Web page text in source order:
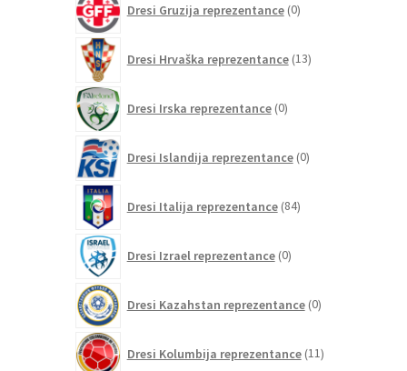
Dresi Gruzija reprezentance 0izdelkov
Dresi Hrvaška reprezentance 13izdelkov
Dresi Irska reprezentance 0izdelkov
Dresi Islandija reprezentance 0izdelkov
Dresi Italija reprezentance 84izdelkov
Dresi Izrael reprezentance 0izdelkov
Dresi Kazahstan reprezentance 0izdelkov
Dresi Kolumbija reprezentance 11izdelkov